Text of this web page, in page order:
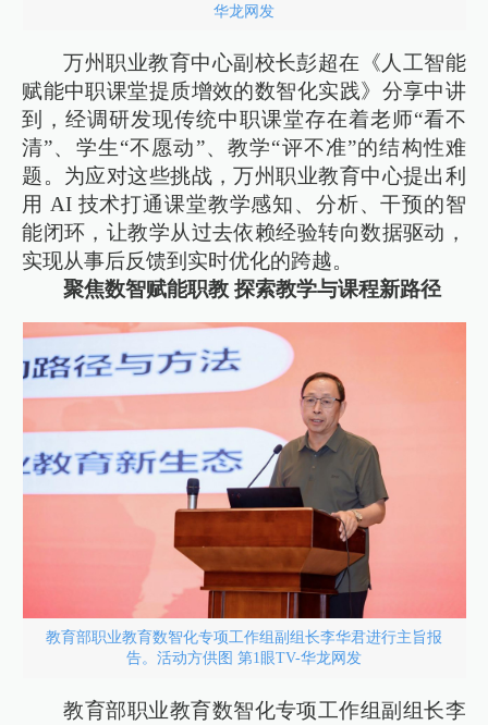
华龙网发
万州职业教育中心副校长彭超在《人工智能
赋能中职课堂提质增效的数智化实践》分享中讲
到，经调研发现传统中职课堂存在着老师“看不
清”、学生“不愿动”、教学“评不准”的结构性难
题。为应对这些挑战，万州职业教育中心提出利
用 AI 技术打通课堂教学感知、分析、干预的智
能闭环，让教学从过去依赖经验转向数据驱动，
实现从事后反馈到实时优化的跨越。
聚焦数智赋能职教 探索教学与课程新路径
教育部职业教育数智化专项工作组副组长李华君进行主旨报
告。活动方供图 第1眼TV-华龙网发
教育部职业教育数智化专项工作组副组长李